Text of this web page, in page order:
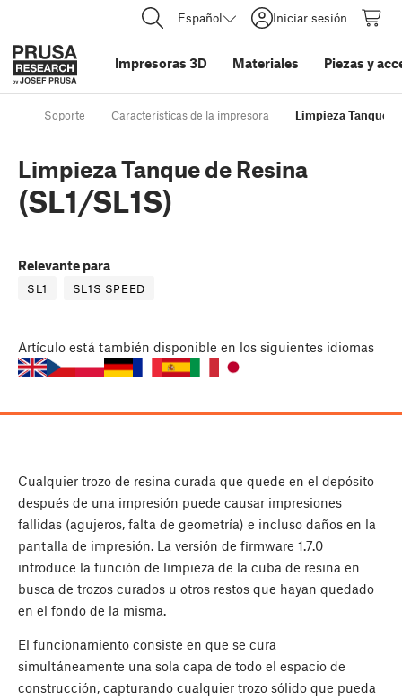
Español Iniciar sesión
Impresoras 3D Materiales Piezas y
Soporte Características de la impresora Limpieza Tanque
Limpieza Tanque de Resina
(SL1/SL1S)
Relevante para
SL1 SL1S SPEED
Artículo está también disponible en los siguientes idiomas
Cualquier trozo de resina curada que quede en el depósito
después de una impresión puede causar impresiones
fallidas (agujeros, falta de geometría) e incluso daños en la
pantalla de impresión. La versión de firmware 1.7.0
introduce la función de limpieza de la cuba de resina en
busca de trozos curados u otros restos que hayan quedado
en el fondo de la misma.
El funcionamiento consiste en que se cura
simultáneamente una sola capa de todo el espacio de
construcción, capturando cualquier trozo sólido que pueda